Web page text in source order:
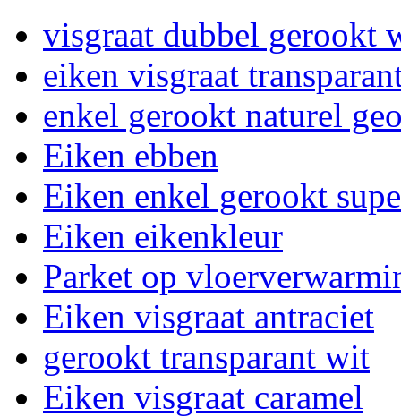
visgraat dubbel gerookt
eiken visgraat
enkel gerookt naturel
Eiken ebben
Eiken enkel gerookt
Eiken eikenkleur
Parket op
Eiken visgraat antraciet
gerookt transparant wit
Eiken visgraat caramel